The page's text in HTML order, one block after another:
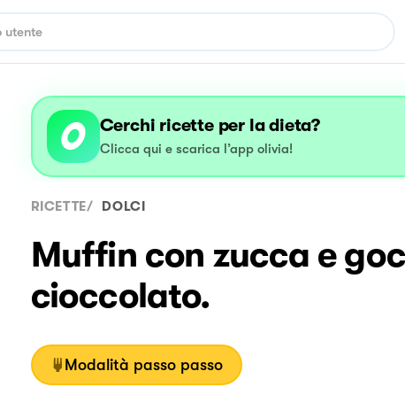
Cerchi ricette per la dieta?
Clicca qui e scarica l’app olivia!
RICETTE/ DOLCI
Muffin con zucca e
cioccolato.
Modalità passo passo